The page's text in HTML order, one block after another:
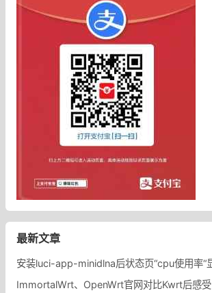
最新文章
ImmortalWrt、OpenWrt官网对比Kwrt后感受